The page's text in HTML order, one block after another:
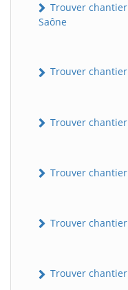
Trouver
Saône
Trouver
Trouver
Trouver
Trouver
Trouver